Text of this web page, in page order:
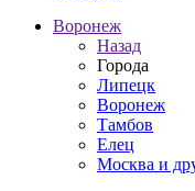
Воронеж
Назад
Города
Липецк
Воронеж
Тамбов
Елец
Москва и